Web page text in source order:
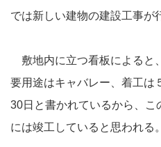
では新しい建物の建設工事が
敷地内に立つ看板によると
要用途はキャバレー、着工は
30日と書かれているから、こ
には竣工していると思われる。